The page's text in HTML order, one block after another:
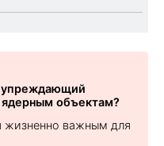
упреждающий
объектам?
жизненно важным для